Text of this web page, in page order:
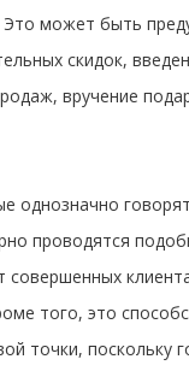
Это может быть
скидок,
вручение
однозначно
проводятся
совершенных
того, это
точки, поскольку